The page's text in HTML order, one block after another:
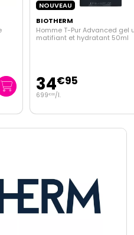
NOUVEAU
BIOTHERM
Homme T-Pur Advanced gel
matifiant et hydratant 50ml
34€95
699€00/l.